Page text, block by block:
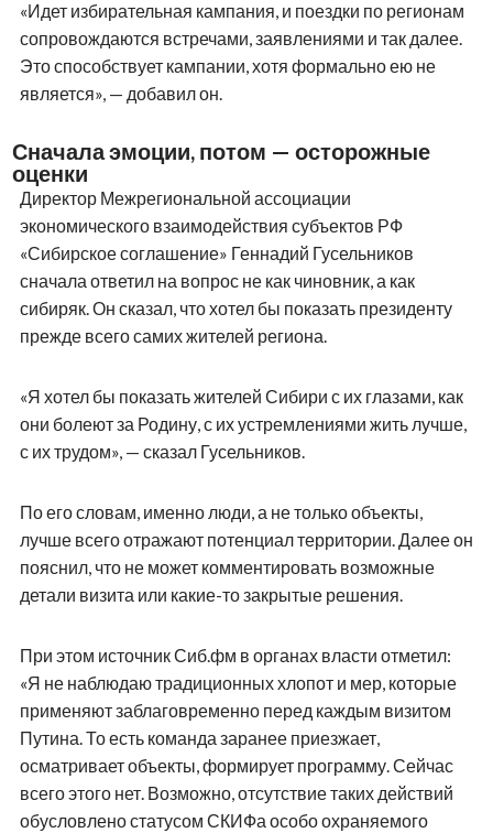
«Идет избирательная кампания, и поездки по регионам
сопровождаются встречами, заявлениями и так далее.
Это способствует кампании, хотя формально ею не
является», — добавил он.
Сначала эмоции, потом — осторожные
оценки
Директор Межрегиональной ассоциации
экономического взаимодействия субъектов РФ
«Сибирское соглашение» Геннадий Гусельников
сначала ответил на вопрос не как чиновник, а как
сибиряк. Он сказал, что хотел бы показать президенту
прежде всего самих жителей региона.
«Я хотел бы показать жителей Сибири с их глазами, как
они болеют за Родину, с их устремлениями жить лучше,
с их трудом», — сказал Гусельников.
По его словам, именно люди, а не только объекты,
лучше всего отражают потенциал территории. Далее он
пояснил, что не может комментировать возможные
детали визита или какие-то закрытые решения.
При этом источник Сиб.фм в органах власти отметил:
«Я не наблюдаю традиционных хлопот и мер, которые
применяют заблаговременно перед каждым визитом
Путина. То есть команда заранее приезжает,
осматривает объекты, формирует программу. Сейчас
всего этого нет. Возможно, отсутствие таких действий
обусловлено статусом СКИФа особо охраняемого